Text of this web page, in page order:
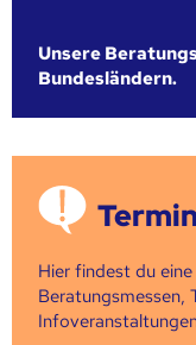
Unsere
Bundesländern.
Hier findest du
Beratungsmessen,